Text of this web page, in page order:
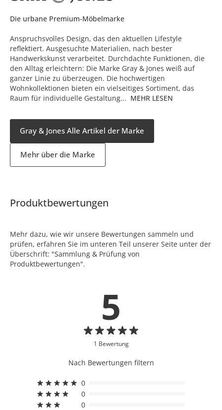
Die urbane Premium-Möbelmarke
Anspruchsvolles Design, das den aktuellen Lifestyle
reflektiert. Ausgesuchte Materialien, nach bester
Handwerkskunst verarbeitet. Durchdachte Funktionen, die
den Alltag erleichtern: Die Marke Gray & Jones weiß auf
ganzer Linie zu überzeugen. Die hochwertigen
Wohnkollektionen bieten ein vielseitiges Sortiment, das
Raum für individuelle Gestaltung... MEHR LESEN
Gray & Jones Alle Artikel der Marke
Mehr über die Marke
Produktbewertungen
Mehr dazu, wie wir unsere Bewertungen sammeln und
prüfen, erfahren Sie im unteren Teil unserer Seite unter der
Überschrift: "Sammlung & Prüfung von
Produktbewertungen".
5
1 Bewertung
Nach Bewertungen filtern
0
0
0